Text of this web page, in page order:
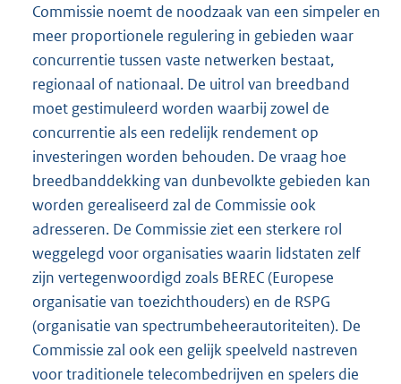
Commissie noemt de noodzaak van een simpeler en
meer proportionele regulering in gebieden waar
concurrentie tussen vaste netwerken bestaat,
regionaal of nationaal. De uitrol van breedband
moet gestimuleerd worden waarbij zowel de
concurrentie als een redelijk rendement op
investeringen worden behouden. De vraag hoe
breedbanddekking van dunbevolkte gebieden kan
worden gerealiseerd zal de Commissie ook
adresseren. De Commissie ziet een sterkere rol
weggelegd voor organisaties waarin lidstaten zelf
zijn vertegenwoordigd zoals BEREC (Europese
organisatie van toezichthouders) en de RSPG
(organisatie van spectrumbeheerautoriteiten). De
Commissie zal ook een gelijk speelveld nastreven
voor traditionele telecombedrijven en spelers die